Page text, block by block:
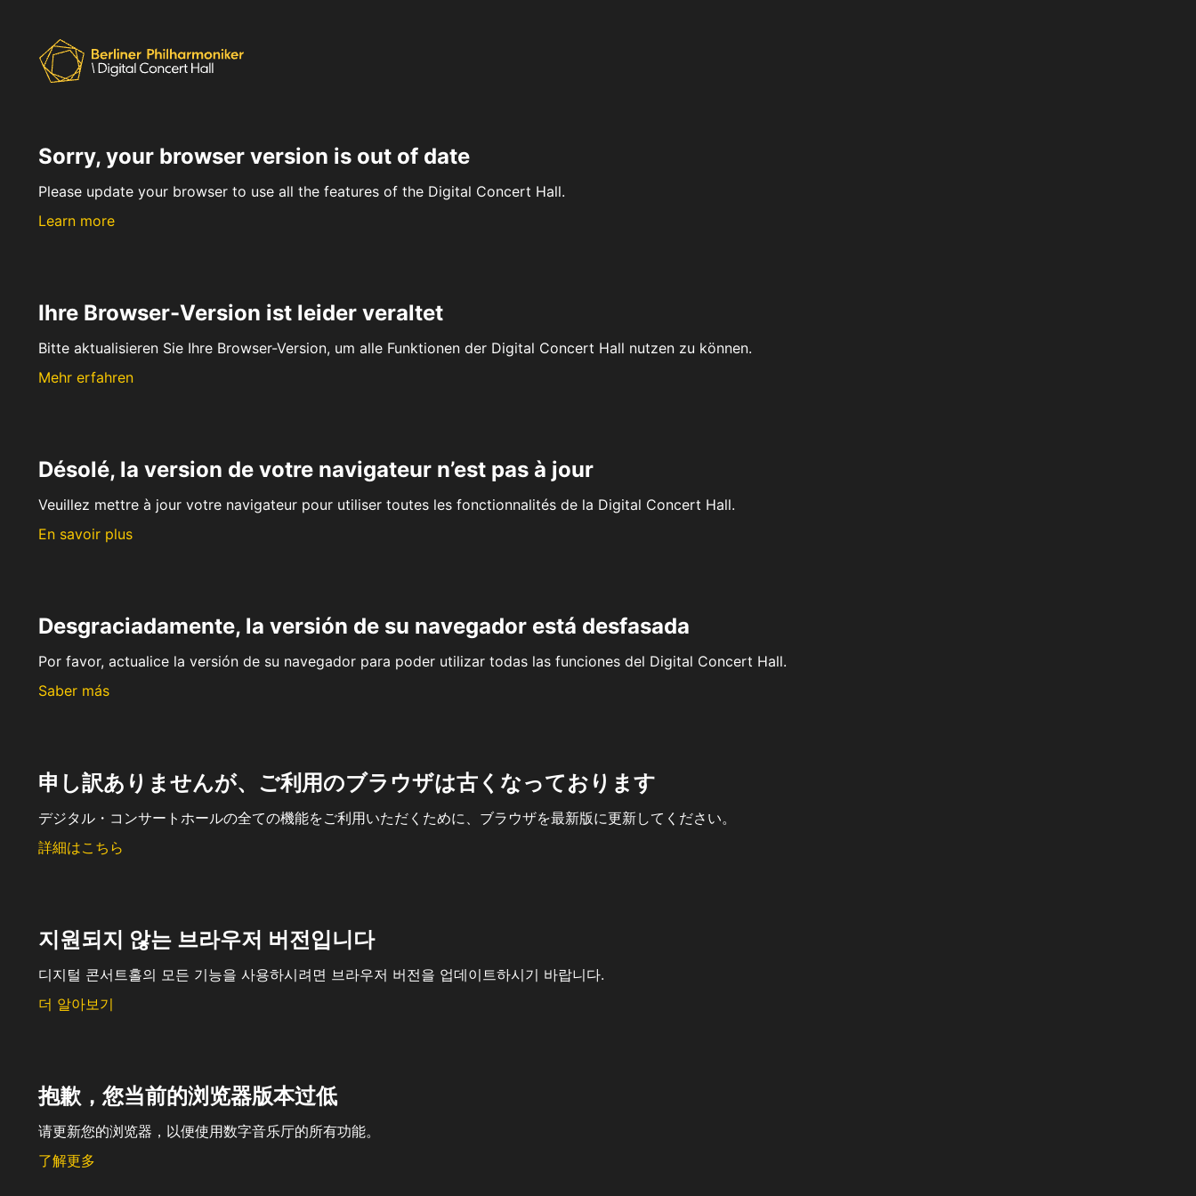
Sorry, your browser version is out of date
Please update your browser to use all the features of the Digital Concert Hall.
Learn more
Ihre Browser-Version ist leider veraltet
Bitte aktualisieren Sie Ihre Browser-Version, um alle Funktionen der Digital Concert Hall nutzen zu können.
Mehr erfahren
Désolé, la version de votre navigateur n’est pas à jour
Veuillez mettre à jour votre navigateur pour utiliser toutes les fonctionnalités de la Digital Concert Hall.
En savoir plus
Desgraciadamente, la versión de su navegador está desfasada
Por favor, actualice la versión de su navegador para poder utilizar todas las funciones del Digital Concert Hall.
Saber más
申し訳ありませんが、ご利用のブラウザは古くなっております
デジタル・コンサートホールの全ての機能をご利用いただくために、ブラウザを最新版に更新してください。
詳細はこちら
지원되지 않는 브라우저 버전입니다
디지털 콘서트홀의 모든 기능을 사용하시려면 브라우저 버전을 업데이트하시기 바랍니다.
더 알아보기
抱歉，您当前的浏览器版本过低
请更新您的浏览器，以便使用数字音乐厅的所有功能。
了解更多